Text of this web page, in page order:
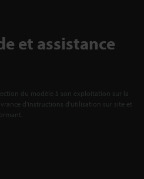
et assistance
du modèle à son exploitation sur la
d'instructions d'utilisation sur site et